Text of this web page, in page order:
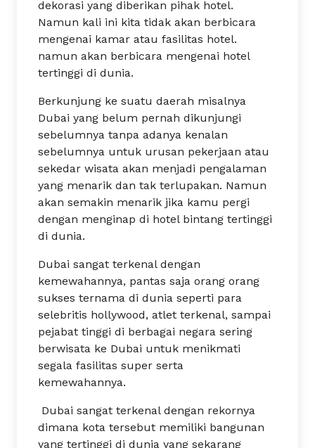
dekorasi yang diberikan pihak hotel.
Namun kali ini kita tidak akan berbicara
mengenai kamar atau fasilitas hotel.
namun akan berbicara mengenai hotel
tertinggi di dunia.
Berkunjung ke suatu daerah misalnya
Dubai yang belum pernah dikunjungi
sebelumnya tanpa adanya kenalan
sebelumnya untuk urusan pekerjaan atau
sekedar wisata akan menjadi pengalaman
yang menarik dan tak terlupakan. Namun
akan semakin menarik jika kamu pergi
dengan menginap di hotel bintang tertinggi
di dunia.
Dubai sangat terkenal dengan
kemewahannya, pantas saja orang orang
sukses ternama di dunia seperti para
selebritis hollywood, atlet terkenal, sampai
pejabat tinggi di berbagai negara sering
berwisata ke Dubai untuk menikmati
segala fasilitas super serta
kemewahannya.
Dubai sangat terkenal dengan rekornya
dimana kota tersebut memiliki bangunan
yang tertinggi di dunia yang sekarang